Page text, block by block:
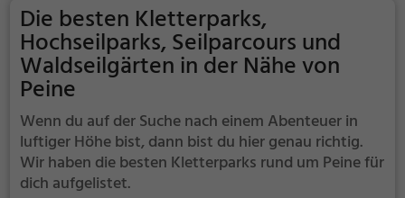
Die besten Kletterparks,
Hochseilparks, Seilparcours und
Waldseilgärten in der Nähe von
Peine
Wenn du auf der Suche nach einem Abenteuer in
luftiger Höhe bist, dann bist du hier genau richtig.
Wir haben die besten Kletterparks rund um Peine für
dich aufgelistet.